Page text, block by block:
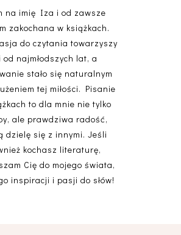
na imię Iza i od zawsze
zakochana w książkach.
do czytania towarzyszy
od najmłodszych lat, a
stało się naturalnym
tej miłości. Pisanie
to dla mnie nie tylko
ale prawdziwa radość,
dzielę się z innymi. Jeśli
kochasz literaturę,
Cię do mojego świata,
inspiracji i pasji do słów!